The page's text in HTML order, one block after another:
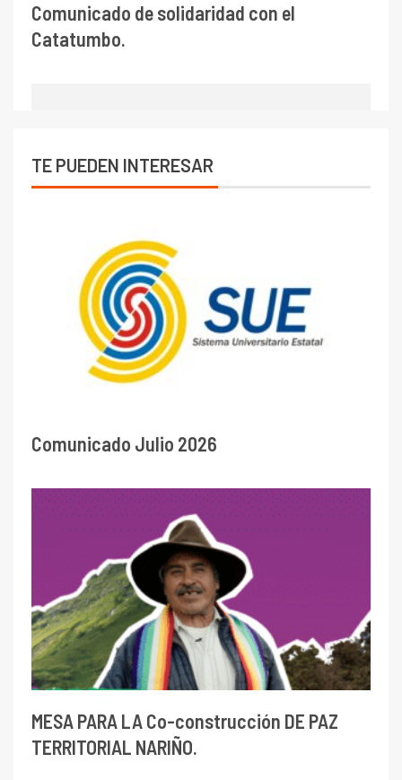
Comunicado de solidaridad con el
Catatumbo.
TE PUEDEN INTERESAR
Comunicado Julio 2026
MESA PARA LA Co-construcción DE PAZ
TERRITORIAL NARIÑO.